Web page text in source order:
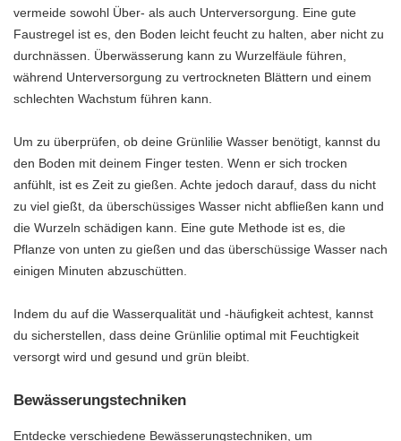
vermeide sowohl Über- als auch Unterversorgung. Eine gute
Faustregel ist es, den Boden leicht feucht zu halten, aber nicht zu
durchnässen. Überwässerung kann zu Wurzelfäule führen,
während Unterversorgung zu vertrockneten Blättern und einem
schlechten Wachstum führen kann.
Um zu überprüfen, ob deine Grünlilie Wasser benötigt, kannst du
den Boden mit deinem Finger testen. Wenn er sich trocken
anfühlt, ist es Zeit zu gießen. Achte jedoch darauf, dass du nicht
zu viel gießt, da überschüssiges Wasser nicht abfließen kann und
die Wurzeln schädigen kann. Eine gute Methode ist es, die
Pflanze von unten zu gießen und das überschüssige Wasser nach
einigen Minuten abzuschütten.
Indem du auf die Wasserqualität und -häufigkeit achtest, kannst
du sicherstellen, dass deine Grünlilie optimal mit Feuchtigkeit
versorgt wird und gesund und grün bleibt.
Bewässerungstechniken
Entdecke verschiedene Bewässerungstechniken, um